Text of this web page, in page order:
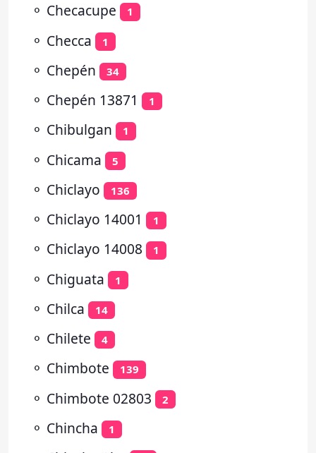
⚬ Checacupe 1
⚬ Checca 1
⚬ Chepén 34
⚬ Chepén 13871 1
⚬ Chibulgan 1
⚬ Chicama 5
⚬ Chiclayo 136
⚬ Chiclayo 14001 1
⚬ Chiclayo 14008 1
⚬ Chiguata 1
⚬ Chilca 14
⚬ Chilete 4
⚬ Chimbote 139
⚬ Chimbote 02803 2
⚬ Chincha 1